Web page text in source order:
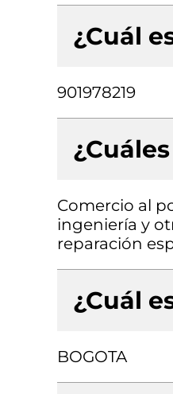
¿Cuál
901978219
Comercio al
ingeniería y
reparación
¿Cuál
BOGOTA